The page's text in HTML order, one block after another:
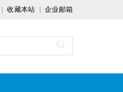
|收藏本站 |企业邮箱